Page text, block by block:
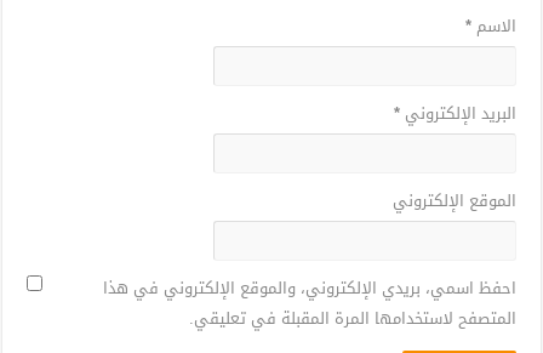
الاسم*
البريد الإلكتروني*
الموقع الإلكتروني
احفظ اسمي، بريدي الإلكتروني، والموقع الإلكتروني في هذا
المتصفح لاستخدامها المرة المقبلة في تعليقي.